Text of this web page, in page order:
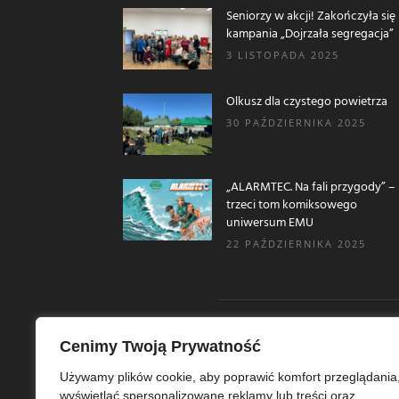
Cenimy Twoją Prywatność
Używamy plików cookie, aby poprawić komfort przeglądania,
wyświetlać spersonalizowane reklamy lub treści oraz
Seniorzy w akcji! Zakończyła się
kampania „Dojrzała segregacja”
3 LISTOPADA 2025
Olkusz dla czystego powietrza
30 PAŹDZIERNIKA 2025
„ALARMTEC. Na fali przygody” –
trzeci tom komiksowego
uniwersum EMU
22 PAŹDZIERNIKA 2025